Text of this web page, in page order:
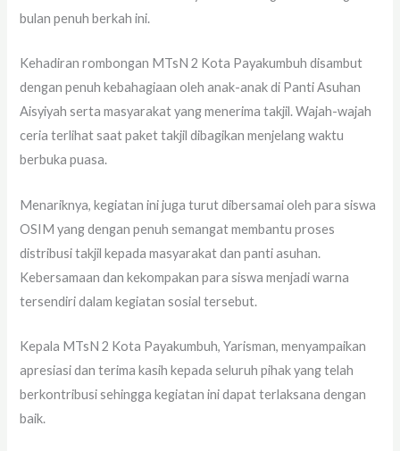
bulan penuh berkah ini.
Kehadiran rombongan MTsN 2 Kota Payakumbuh disambut
dengan penuh kebahagiaan oleh anak-anak di Panti Asuhan
Aisyiyah serta masyarakat yang menerima takjil. Wajah-wajah
ceria terlihat saat paket takjil dibagikan menjelang waktu
berbuka puasa.
Menariknya, kegiatan ini juga turut dibersamai oleh para siswa
OSIM yang dengan penuh semangat membantu proses
distribusi takjil kepada masyarakat dan panti asuhan.
Kebersamaan dan kekompakan para siswa menjadi warna
tersendiri dalam kegiatan sosial tersebut.
Kepala MTsN 2 Kota Payakumbuh, Yarisman, menyampaikan
apresiasi dan terima kasih kepada seluruh pihak yang telah
berkontribusi sehingga kegiatan ini dapat terlaksana dengan
baik.